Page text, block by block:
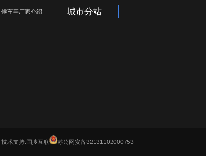
候车亭厂家介绍 城市分站
技术支持:国搜互联 苏公网安备32131102000753